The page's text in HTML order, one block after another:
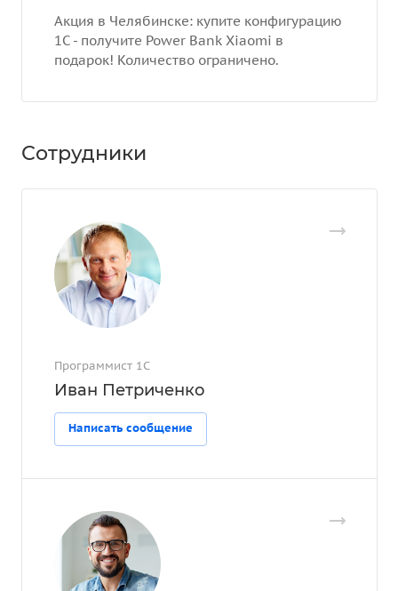
Акция в Челябинске: купите конфигурацию
1С - получите Power Bank Xiaomi в
подарок! Количество ограничено.
Сотрудники
Программист 1С
Иван Петриченко
Написать сообщение